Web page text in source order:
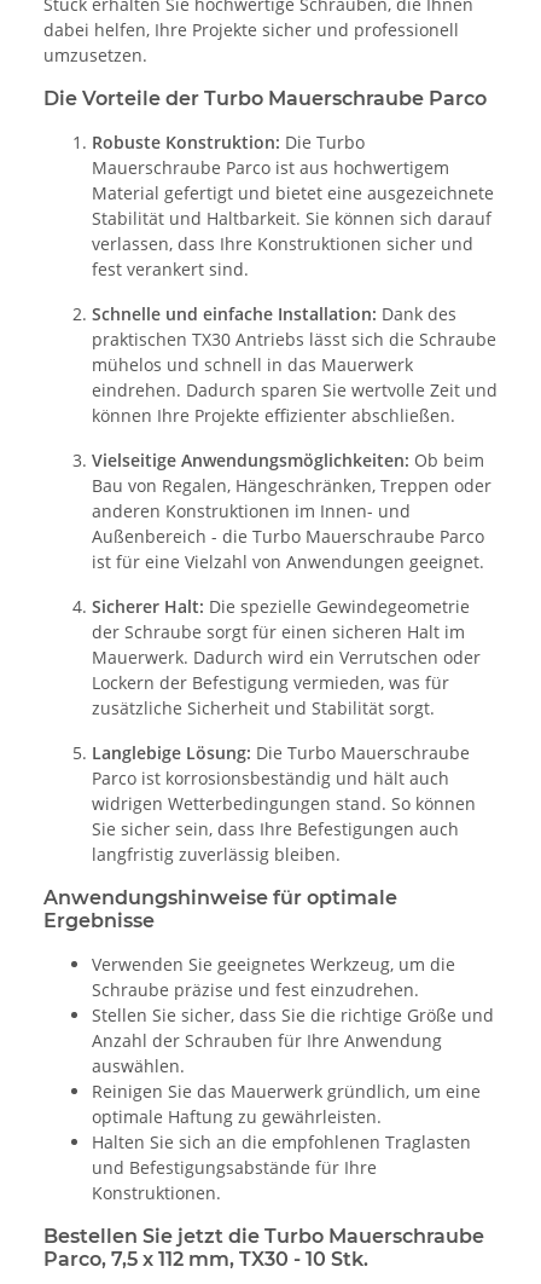
dabei helfen, Ihre Projekte sicher und professionell
umzusetzen.
Die Vorteile der Turbo Mauerschraube Parco
Robuste Konstruktion: Die Turbo
Mauerschraube Parco ist aus hochwertigem
Material gefertigt und bietet eine ausgezeichnete
Stabilität und Haltbarkeit. Sie können sich darauf
verlassen, dass Ihre Konstruktionen sicher und
fest verankert sind.
Schnelle und einfache Installation: Dank des
praktischen TX30 Antriebs lässt sich die Schraube
mühelos und schnell in das Mauerwerk
eindrehen. Dadurch sparen Sie wertvolle Zeit und
können Ihre Projekte effizienter abschließen.
Vielseitige Anwendungsmöglichkeiten: Ob beim
Bau von Regalen, Hängeschränken, Treppen oder
anderen Konstruktionen im Innen- und
Außenbereich - die Turbo Mauerschraube Parco
ist für eine Vielzahl von Anwendungen geeignet.
Sicherer Halt: Die spezielle Gewindegeometrie
der Schraube sorgt für einen sicheren Halt im
Mauerwerk. Dadurch wird ein Verrutschen oder
Lockern der Befestigung vermieden, was für
zusätzliche Sicherheit und Stabilität sorgt.
Langlebige Lösung: Die Turbo Mauerschraube
Parco ist korrosionsbeständig und hält auch
widrigen Wetterbedingungen stand. So können
Sie sicher sein, dass Ihre Befestigungen auch
langfristig zuverlässig bleiben.
Anwendungshinweise für optimale
Ergebnisse
Verwenden Sie geeignetes Werkzeug, um die
Schraube präzise und fest einzudrehen.
Stellen Sie sicher, dass Sie die richtige Größe und
Anzahl der Schrauben für Ihre Anwendung
auswählen.
Reinigen Sie das Mauerwerk gründlich, um eine
optimale Haftung zu gewährleisten.
Halten Sie sich an die empfohlenen Traglasten
und Befestigungsabstände für Ihre
Konstruktionen.
Bestellen Sie jetzt die Turbo Mauerschraube
Parco, 7,5 x 112 mm, TX30 - 10 Stk.